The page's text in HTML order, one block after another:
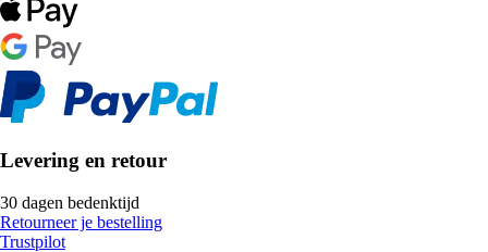
Levering en retour
30 dagen bedenktijd
Retourneer je bestelling
Trustpilot